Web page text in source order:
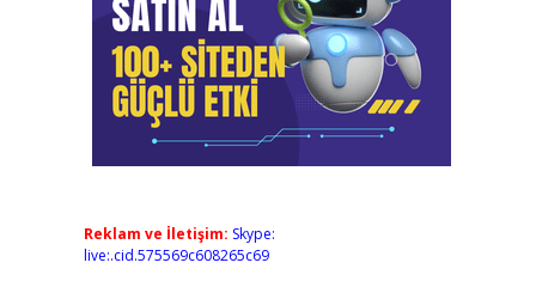
Reklam ve İletişim: Skype:
live:.cid.575569c608265c69